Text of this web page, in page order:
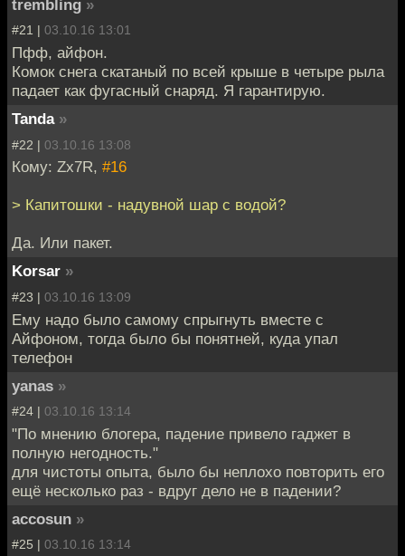
trembling »
#21 | 03.10.16 13:01
Пфф, айфон.
Комок снега скатаный по всей крыше в четыре рыла
падает как фугасный снаряд. Я гарантирую.
Tanda »
#22 | 03.10.16 13:08
Кому: Zx7R, #16
> Капитошки - надувной шар с водой?
Да. Или пакет.
Korsar »
#23 | 03.10.16 13:09
Ему надо было самому спрыгнуть вместе с
Айфоном, тогда было бы понятней, куда упал
телефон
yanas »
#24 | 03.10.16 13:14
"По мнению блогера, падение привело гаджет в
полную негодность."
для чистоты опыта, было бы неплохо повторить его
ещё несколько раз - вдруг дело не в падении?
accosun »
#25 | 03.10.16 13:14